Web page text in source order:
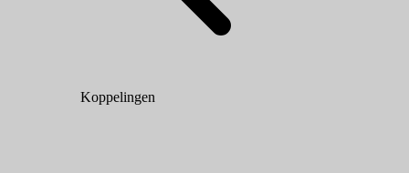
Koppelingen